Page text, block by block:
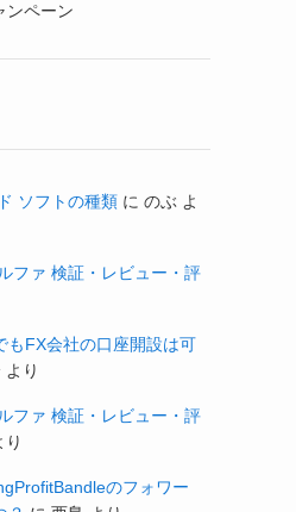
ンペーン
ソフトの種類 に のぶ よ
ファ 検証・レビュー・評
もFX会社の口座開設は可
より
ファ 検証・レビュー・評
り
のフォワー